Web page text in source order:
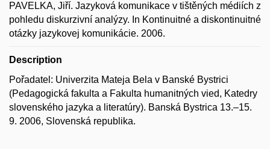
PAVELKA, Jiří. Jazyková komunikace v tištěných médiích z
pohledu diskurzivní analýzy. In Kontinuitné a diskontinuitné
otázky jazykovej komunikácie. 2006.
Description
Pořadatel: Univerzita Mateja Bela v Banské Bystrici
(Pedagogická fakulta a Fakulta humanitných vied, Katedry
slovenského jazyka a literatúry). Banská Bystrica 13.–15.
9. 2006, Slovenská republika.